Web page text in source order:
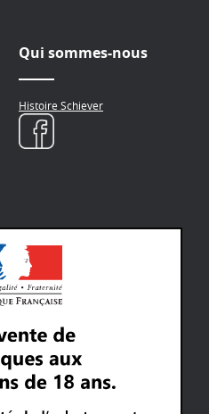
Qui sommes-nous
Histoire Schiever